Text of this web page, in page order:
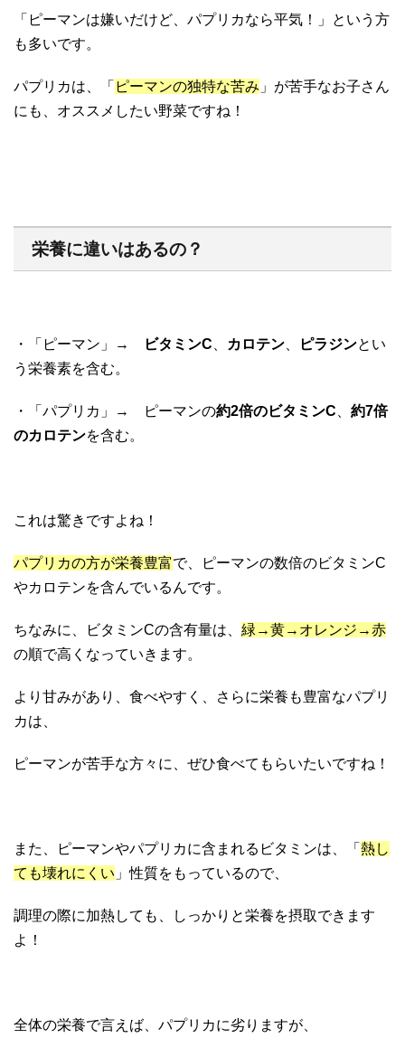
「ピーマンは嫌いだけど、パプリカなら平気！」という方
も多いです。
パプリカは、「 ピーマンの独特な苦み 」が苦手なお子さん
にも、オススメしたい野菜ですね！
栄養に違いはあるの？
・「ピーマン」→ ビタミンC カロテン ピラジンとい
う栄養素を含む。
・「パプリカ」→ ピーマンの約2倍のビタミンC
約7倍
のカロテンを含む。
これは驚きですよね！
パプリカの方が栄養豊富で、ピーマンの数倍のビタミンC
やカロテンを含んでいるんです。
ちなみに、ビタミンCの含有量は、 緑→黄→オレンジ→赤
の順で高くなっていきます。
より甘みがあり、食べやすく、さらに栄養も豊富なパプリ
カは、
ピーマンが苦手な方々に、ぜひ食べてもらいたいですね！
また、ピーマンやパプリカに含まれるビタミンは、「 熱し
ても壊れにくい 」性質をもっているので、
調理の際に加熱しても、しっかりと栄養を摂取できます
よ！
全体の栄養で言えば、パプリカに劣りますが、